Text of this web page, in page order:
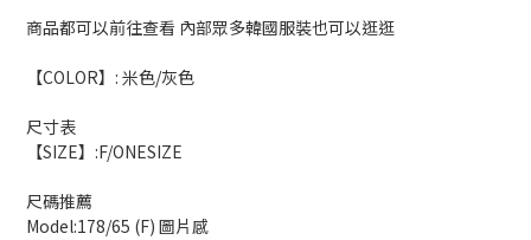
商品都可以前往查看 內部眾多韓國服裝也可以逛逛
【COLOR】: 米色/灰色
尺寸表
【SIZE】:F/ONESIZE
尺碼推薦
Model:178/65 (F) 圖片感